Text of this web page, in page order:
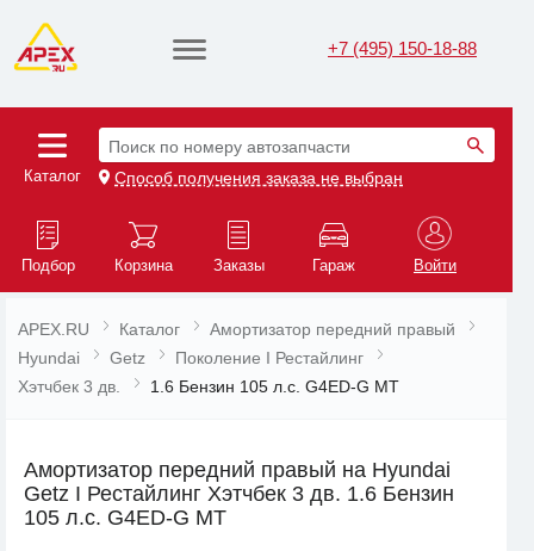
+7 (495) 150-18-88
Каталог
Поиск по номеру автозапчасти
Способ получения заказа не выбран
Подбор Корзина Заказы Гараж Войти
APEX.RU Каталог
Амортизатор передний правый
Hyundai
Getz
Поколение I Рестайлинг
Хэтчбек 3 дв.
1.6 Бензин 105 л.с. G4ED-G MT
Амортизатор передний правый на Hyundai
Getz I Рестайлинг Хэтчбек 3 дв. 1.6 Бензин
105 л.с. G4ED-G MT